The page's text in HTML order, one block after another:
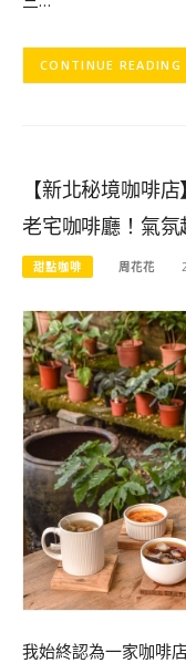
CONTINUE READING
【新北秘境咖啡
老宅咖啡廳！氣
甜點咖啡 周花花
我始終認為一家咖啡